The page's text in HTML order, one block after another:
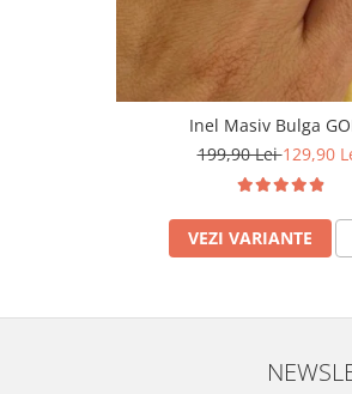
Inel Masiv Bulga
199,90 Lei129,90
VEZI VARIANTE